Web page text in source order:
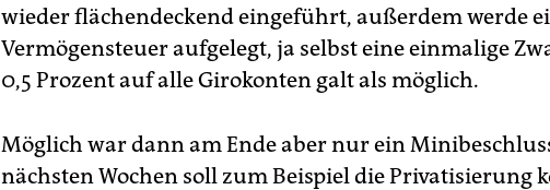
wieder flächendeckend eingeführt, außerdem werde
Vermögensteuer aufgelegt, ja selbst eine einmalige
0,5 Prozent auf alle Girokonten galt als möglich.
Möglich war dann am Ende aber nur ein
nächsten Wochen soll zum Beispiel die Privatisierung